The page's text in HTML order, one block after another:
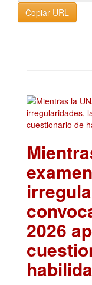
Copiar URL
2026